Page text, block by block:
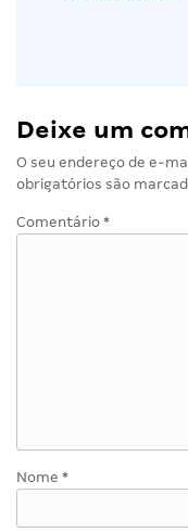
Deixe um
O seu endereço de e-
obrigatórios são
Comentário *
Nome *